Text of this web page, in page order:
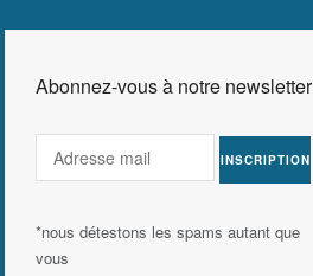
Abonnez-vous à notre newsletter
*nous détestons les spams autant que
vous